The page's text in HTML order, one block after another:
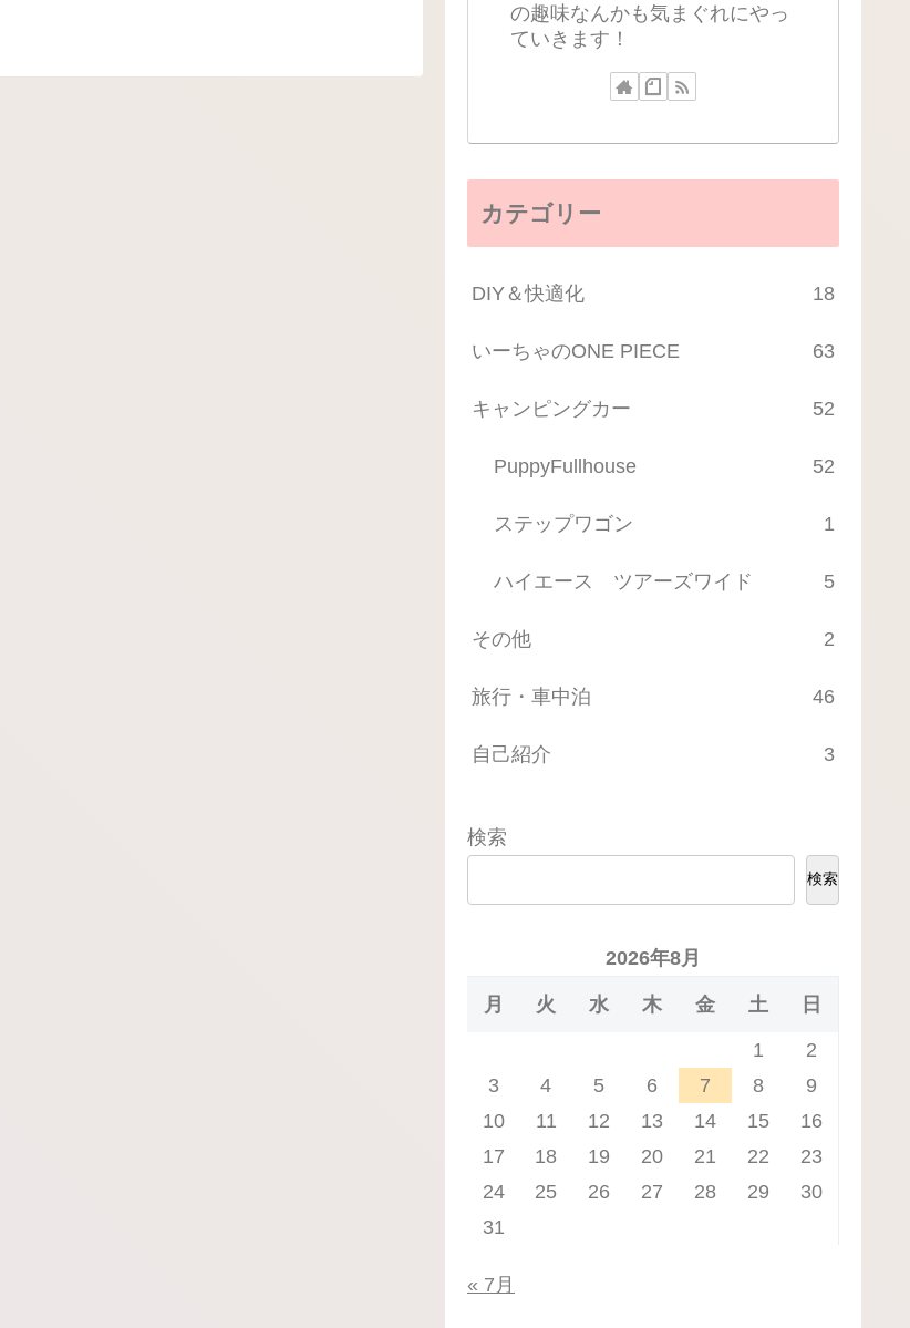
の趣味なんかも気まぐれにやっ
ていきます！
カテゴリー
DIY＆快適化 18
いーちゃのONE PIECE 63
キャンピングカー 52
PuppyFullhouse 52
ステップワゴン 1
ハイエース ツアーズワイド 5
その他 2
旅行・車中泊 46
自己紹介 3
検索
検索
2026年8月
月 火 水 木 金 土 日
1
2
3
4 5 6 7 8
9
10
11 12 13 14 15
16
17
18 19 20 21 22
23
24
25 26 27 28 29
30
31
« 7月